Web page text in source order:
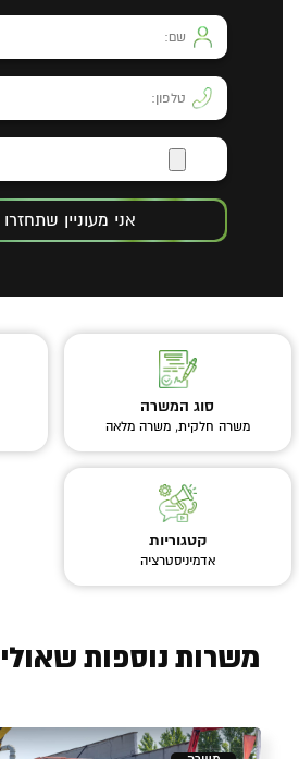
אני מעוניין
סוג המשרה
משרה חלקית, משרה מלאה
קטגוריות
אדמיניסטרציה
משרות נוספות שאולי